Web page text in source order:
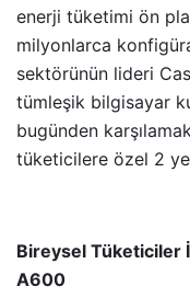
enerji tüketimi ön
milyonlarca
sektörünün lideri
tümleşik bilgisayar
bugünden
tüketicilere özel 2
Bireysel Tüketiciler
A600